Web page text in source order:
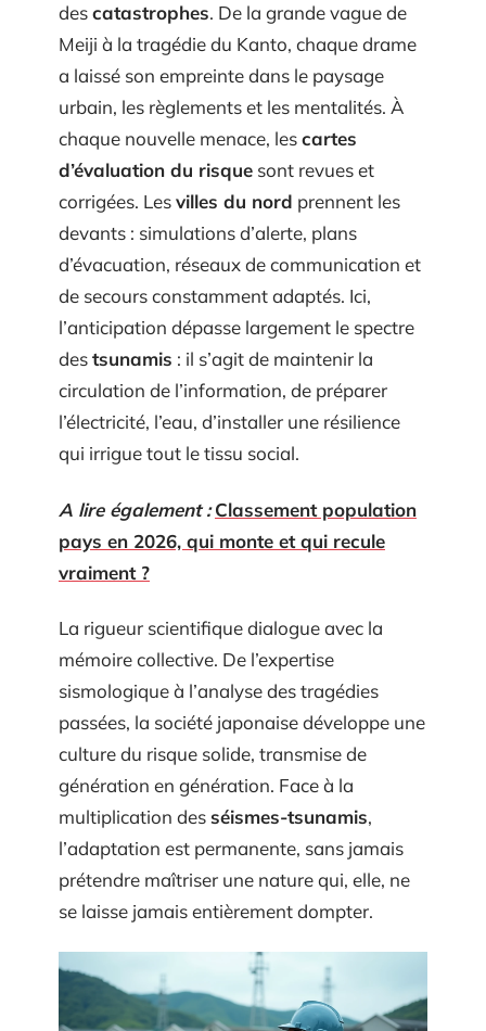
descatastrophes. De la grande vague de
Meiji à la tragédie du Kanto, chaque drame
a laissé son empreinte dans le paysage
urbain, les règlements et les mentalités. À
chaque nouvelle menace, lescartes
d’évaluation du risque sont revues et
corrigées. Lesvilles du nord prennent les
devants : simulations d’alerte, plans
d’évacuation, réseaux de communication et
de secours constamment adaptés. Ici,
l’anticipation dépasse largement le spectre
destsunamis : il s’agit de maintenir la
circulation de l’information, de préparer
l’électricité, l’eau, d’installer une résilience
qui irrigue tout le tissu social.
A lire également : Classement population
pays en 2026, qui monte et qui recule
vraiment ?
La rigueur scientifique dialogue avec la
mémoire collective. De l’expertise
sismologique à l’analyse des tragédies
passées, la société japonaise développe une
culture du risque solide, transmise de
génération en génération. Face à la
multiplication desséismes-tsunamis,
l’adaptation est permanente, sans jamais
prétendre maîtriser une nature qui, elle, ne
se laisse jamais entièrement dompter.